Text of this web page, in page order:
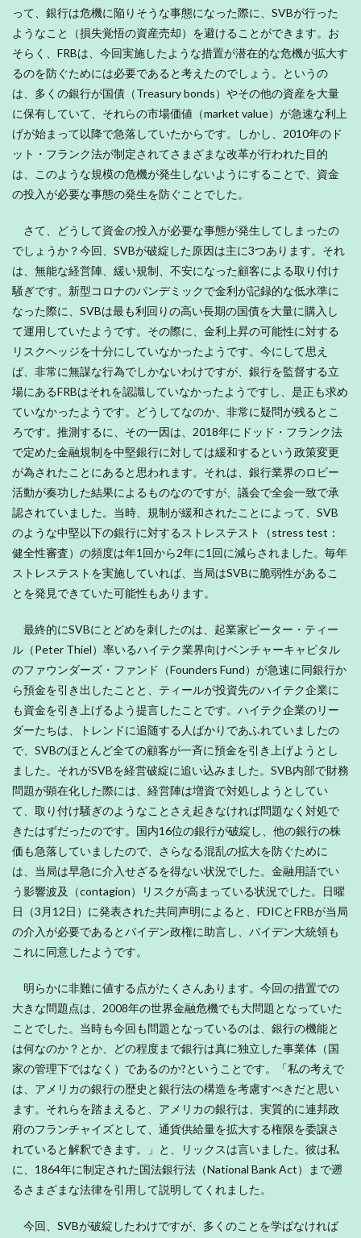
って、銀行は危機に陥りそうな事態になった際に、SVBが行った
ようなこと（損失覚悟の資産売却）を避けることができます。お
そらく、FRBは、今回実施したような措置が潜在的な危機が拡大す
るのを防ぐためには必要であると考えたのでしょう。というの
は、多くの銀行が国債（Treasury bonds）やその他の資産を大量
に保有していて、それらの市場価値（market value）が急速な利上
げが始まって以降で急落していたからです。しかし、2010年のド
ット・フランク法が制定されてさまざまな改革が行われた目的
は、このような規模の危機が発生しないようにすることで、資金
の投入が必要な事態の発生を防ぐことでした。
さて、どうして資金の投入が必要な事態が発生してしまったの
でしょうか？今回、SVBが破綻した原因は主に3つあります。それ
は、無能な経営陣、緩い規制、不安になった顧客による取り付け
騒ぎです。新型コロナのパンデミックで金利が記録的な低水準に
なった際に、SVBは最も利回りの高い長期の国債を大量に購入し
て運用していたようです。その際に、金利上昇の可能性に対する
リスクヘッジを十分にしていなかったようです。今にして思え
ば、非常に無謀な行為でしかないわけですが、銀行を監督する立
場にあるFRBはそれを認識していなかったようですし、是正も求め
ていなかったようです。どうしてなのか、非常に疑問が残るとこ
ろです。推測するに、その一因は、2018年にドッド・フランク法
で定めた金融規制を中堅銀行に対しては緩和するという政策変更
が為されたことにあると思われます。それは、銀行業界のロビー
活動が奏功した結果によるものなのですが、議会で全会一致で承
認されていました。当時、規制が緩和されたことによって、SVB
のような中堅以下の銀行に対するストレステスト（stress test：
健全性審査）の頻度は年1回から2年に1回に減らされました。毎年
ストレステストを実施していれば、当局はSVBに脆弱性があるこ
とを発見できていた可能性もあります。
最終的にSVBにとどめを刺したのは、起業家ピーター・ティー
ル（Peter Thiel）率いるハイテク業界向けベンチャーキャピタル
のファウンダーズ・ファンド（Founders Fund）が急速に同銀行か
ら預金を引き出したことと、ティールが投資先のハイテク企業に
も資金を引き上げるよう提言したことです。ハイテク企業のリー
ダーたちは、トレンドに追随する人ばかりであふれていましたの
で、SVBのほとんど全ての顧客が一斉に預金を引き上げようとし
ました。それがSVBを経営破綻に追い込みました。SVB内部で財務
問題が顕在化した際には、経営陣は増資で対処しようとしてい
て、取り付け騒ぎのようなことさえ起きなければ問題なく対処で
きたはずだったのです。国内16位の銀行が破綻し、他の銀行の株
価も急落していましたので、さらなる混乱の拡大を防ぐために
は、当局は早急に介入せざるを得ない状況でした。金融用語でい
う影響波及（contagion）リスクが高まっている状況でした。日曜
日（3月12日）に発表された共同声明によると、FDICとFRBが当局
の介入が必要であるとバイデン政権に助言し、バイデン大統領も
これに同意したようです。
明らかに非難に値する点がたくさんあります。今回の措置での
大きな問題点は、2008年の世界金融危機でも大問題となっていた
ことでした。当時も今回も問題となっているのは、銀行の機能と
は何なのか？とか、どの程度まで銀行は真に独立した事業体（国
家の管理下ではなく）であるのか?ということです。「私の考えで
は、アメリカの銀行の歴史と銀行法の構造を考慮すべきだと思い
ます。それらを踏まえると、アメリカの銀行は、実質的に連邦政
府のフランチャイズとして、通貨供給量を拡大する権限を委譲さ
れていると解釈できます。」と、リックスは言いました。彼は私
に、1864年に制定された国法銀行法（National Bank Act）まで遡
るさまざまな法律を引用して説明してくれました。
今回、SVBが破綻したわけですが、多くのことを学ばなければ